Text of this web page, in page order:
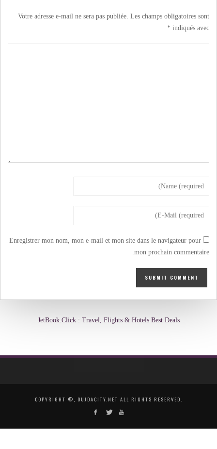
Votre adresse e-mail ne sera pas publiée. Les champs obligatoires sont
indiqués avec
*
Enregistrer mon nom, mon e-mail et mon site dans le navigateur pour
mon prochain commentaire.
JetBook.Click : Travel, Flights & Hotels Best Deals
COPYRIGHT ©, OUJDACITY.NET ALL RIGHTS RESERVED.